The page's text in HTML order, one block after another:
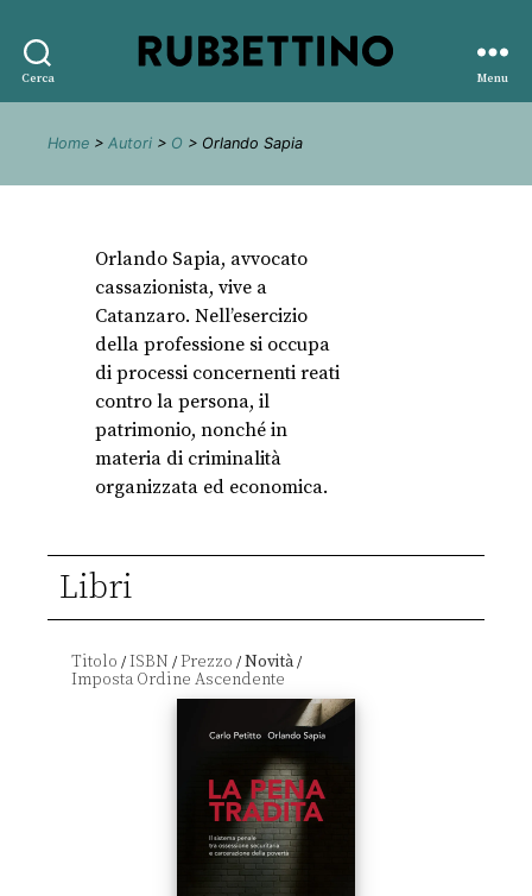
Cerca
editore
Menu
Home > Autori > O > Orlando Sapia
Orlando Sapia, avvocato
cassazionista, vive a
Catanzaro. Nell’esercizio
della professione si occupa
di processi concernenti reati
contro la persona, il
patrimonio, nonché in
materia di criminalità
organizzata ed economica.
Libri
Titolo /ISBN /Prezzo /Novità/